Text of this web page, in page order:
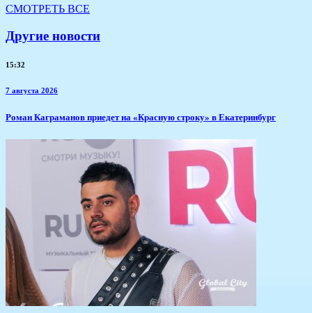
СМОТРЕТЬ ВСЕ
Другие новости
15:32
7 августа 2026
​Роман Каграманов приедет на «Красную строку» в Екатеринбург